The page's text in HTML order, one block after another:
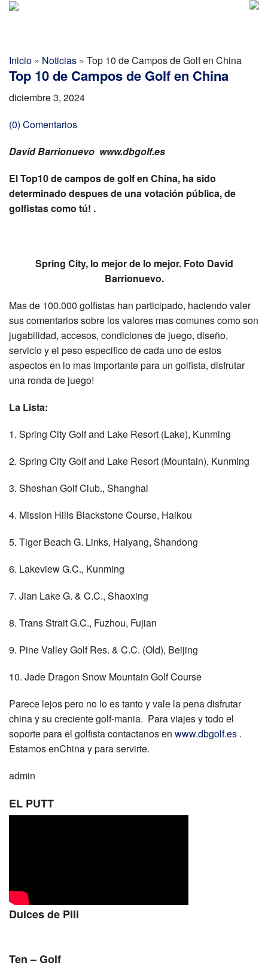
Noticias
Categorias
Inicio » Noticias » Top 10 de Campos de Golf en China
Top 10 de Campos de Golf en China
diciembre 3, 2024
(0) Comentarios
David Barrionuevo www.dbgolf.es
El Top10 de campos de golf en China, ha sido
determinado despues de una votación pública, de
golfistas como tú! .
Spring City, lo mejor de lo mejor. Foto David
Barrionuevo.
Mas de 100.000 golfistas han participado, haciendo valer
sus comentarios sobre los valores mas comunes como son
jugabilidad, accesos, condiciones de juego, diseño,
servicio y el peso especifico de cada uno de estos
aspectos en lo mas importante para un golfista, disfrutar
una ronda de juego!
La Lista:
1. Spring City Golf and Lake Resort (Lake), Kunming
2. Spring City Golf and Lake Resort (Mountain), Kunming
3. Sheshan Golf Club., Shanghai
4. Mission Hills Blackstone Course, Haikou
5. Tiger Beach G. Links, Haiyang, Shandong
6. Lakeview G.C., Kunming
7. Jian Lake G. & C.C., Shaoxing
8. Trans Strait G.C., Fuzhou, Fujian
9. Pine Valley Golf Res. & C.C. (Old), Beijing
10. Jade Dragon Snow Mountain Golf Course
Parece lejos pero no lo es tanto y vale la pena disfrutar
china y su creciente golf-mania. Para viajes y todo el
soporte para el golfista contactanos en www.dbgolf.es .
Estamos enChina y para servirte.
admin
EL PUTT
Dulces de Pili
Ten – Golf